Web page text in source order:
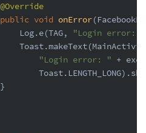
@Override
public void onError
Log.e(TAG,
"Login error: "
"Login error: " +